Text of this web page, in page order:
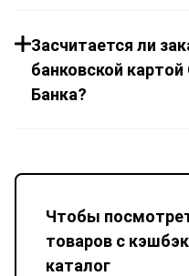
Засчитается ли
банковской
Банка?
Чтобы
товаров с
каталог